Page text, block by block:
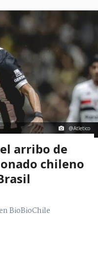
@Atletico
arribo de
chileno
BioBioChile